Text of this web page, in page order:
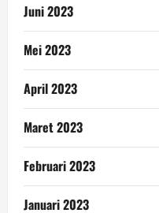
Juni 2023
Mei 2023
April 2023
Maret 2023
Februari 2023
Januari 2023